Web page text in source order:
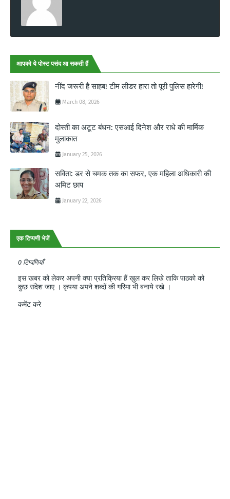
आपको ये पोस्ट पसंद आ सकती हैं
नींद जरूरी है साहब! टीम लीडर हारा तो पूरी पुलिस हारेगी!
March 08, 2026
दोस्ती का अटूट बंधन: एसआई दिनेश और राधे की मार्मिक
मुलाकात
January 25, 2026
सविता: डर से चमक तक का सफर, एक महिला अधिकारी की
अमिट छाप
January 22, 2026
एक टिप्पणी भेजें
0 टिप्पणियाँ
इस खबर को लेकर अपनी क्या प्रतिक्रिया हैं खुल कर लिखे ताकि पाठको को
कुछ संदेश जाए । कृपया अपने शब्दों की गरिमा भी बनाये रखे ।
कमेंट करे